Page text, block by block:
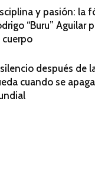
y pasión: la
“Buru” Aguilar
cuerpo
después de
cuando se